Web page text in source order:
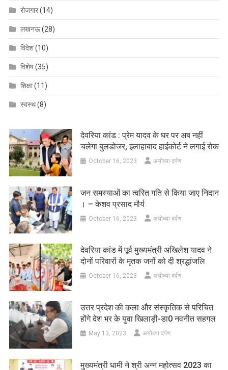
रोजगार(14)
लखनऊ(28)
विदेश(10)
विशेष(35)
शिक्षा(11)
स्वस्थ(8)
देवरिया कांड : प्रेम यादव के घर पर अब नहीं
चलेगा बुलडोजर, इलाहाबाद हाईकोर्ट ने लगाई रोक
October 16, 2023 अयोध्या दर्पण
जन समस्याओं का त्वरित गति से किया जाए निदान
। – केशव प्रसाद मौर्य
October 16, 2023 अयोध्या दर्पण
देवरिया कांड में पूर्व मुख्यमंत्री अखिलेश यादव ने
दोनों परिवारों के मृतक जनों को दी श्रद्धांजलि
October 16, 2023 अयोध्या दर्पण
उत्तर प्रदेश की कला और संस्कृतिक से परिचित
होंगे देश भर के युवा खिलाड़ी-डा0 नवनीत सहगल
May 13, 2023 अयोध्या दर्पण
मुख्यमंत्री धामी ने श्री अन्न महोत्सव 2023 का